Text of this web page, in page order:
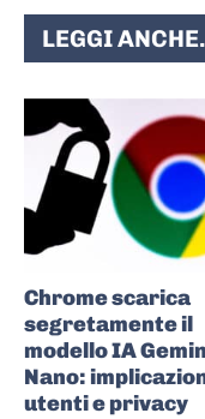
LEGGI
Chrome scarica
segretamente il
modello IA
Nano:
utenti e privacy